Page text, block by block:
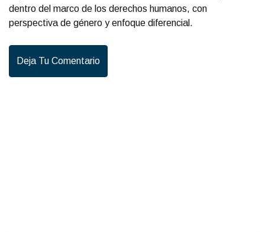
dentro del marco de los derechos humanos, con
perspectiva de género y enfoque diferencial.
Deja Tu Comentario